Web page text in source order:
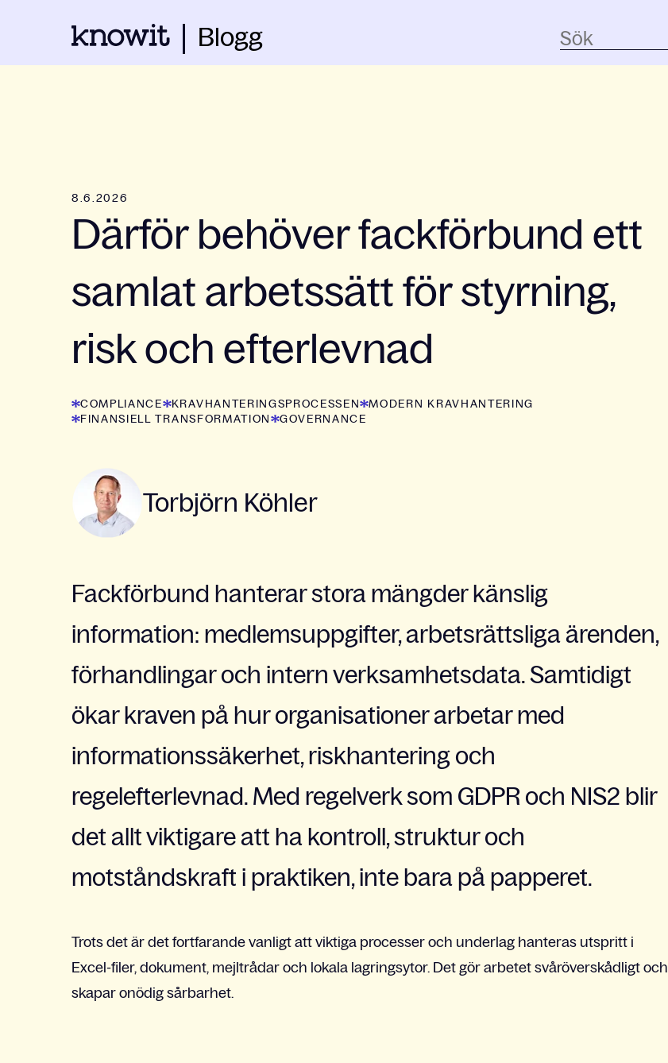
Blogg
8.6.2026
Därför behöver fackförbund ett
samlat arbetssätt för styrning,
risk och efterlevnad
COMPLIANCE KRAVHANTERINGSPROCESSEN
MODERN KRAVHANTERING
FINANSIELL TRANSFORMATION
GOVERNANCE
Torbjörn Köhler
Fackförbund hanterar stora mängder känslig
information: medlemsuppgifter, arbetsrättsliga ärenden,
förhandlingar och intern verksamhetsdata. Samtidigt
ökar kraven på hur organisationer arbetar med
informationssäkerhet, riskhantering och
regelefterlevnad. Med regelverk som GDPR och NIS2 blir
det allt viktigare att ha kontroll, struktur och
motståndskraft i praktiken, inte bara på papperet.
Trots det är det fortfarande vanligt att viktiga processer och underlag hanteras utspritt i
Excel-filer, dokument, mejltrådar och lokala lagringsytor. Det gör arbetet svåröverskådligt och
skapar onödig sårbarhet.